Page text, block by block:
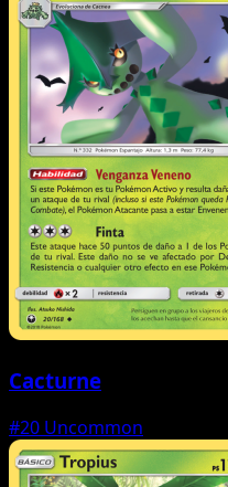
Cacturne
#20 Uncommon